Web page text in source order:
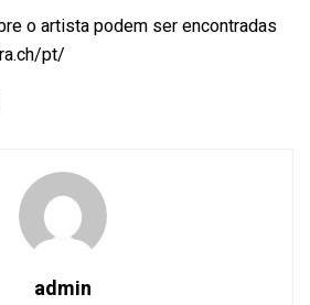
o artista podem ser encontradas
pt/
admin